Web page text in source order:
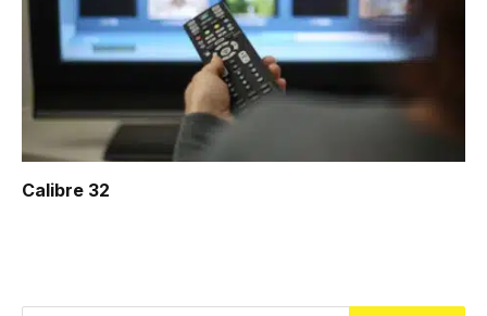
Calibre 32